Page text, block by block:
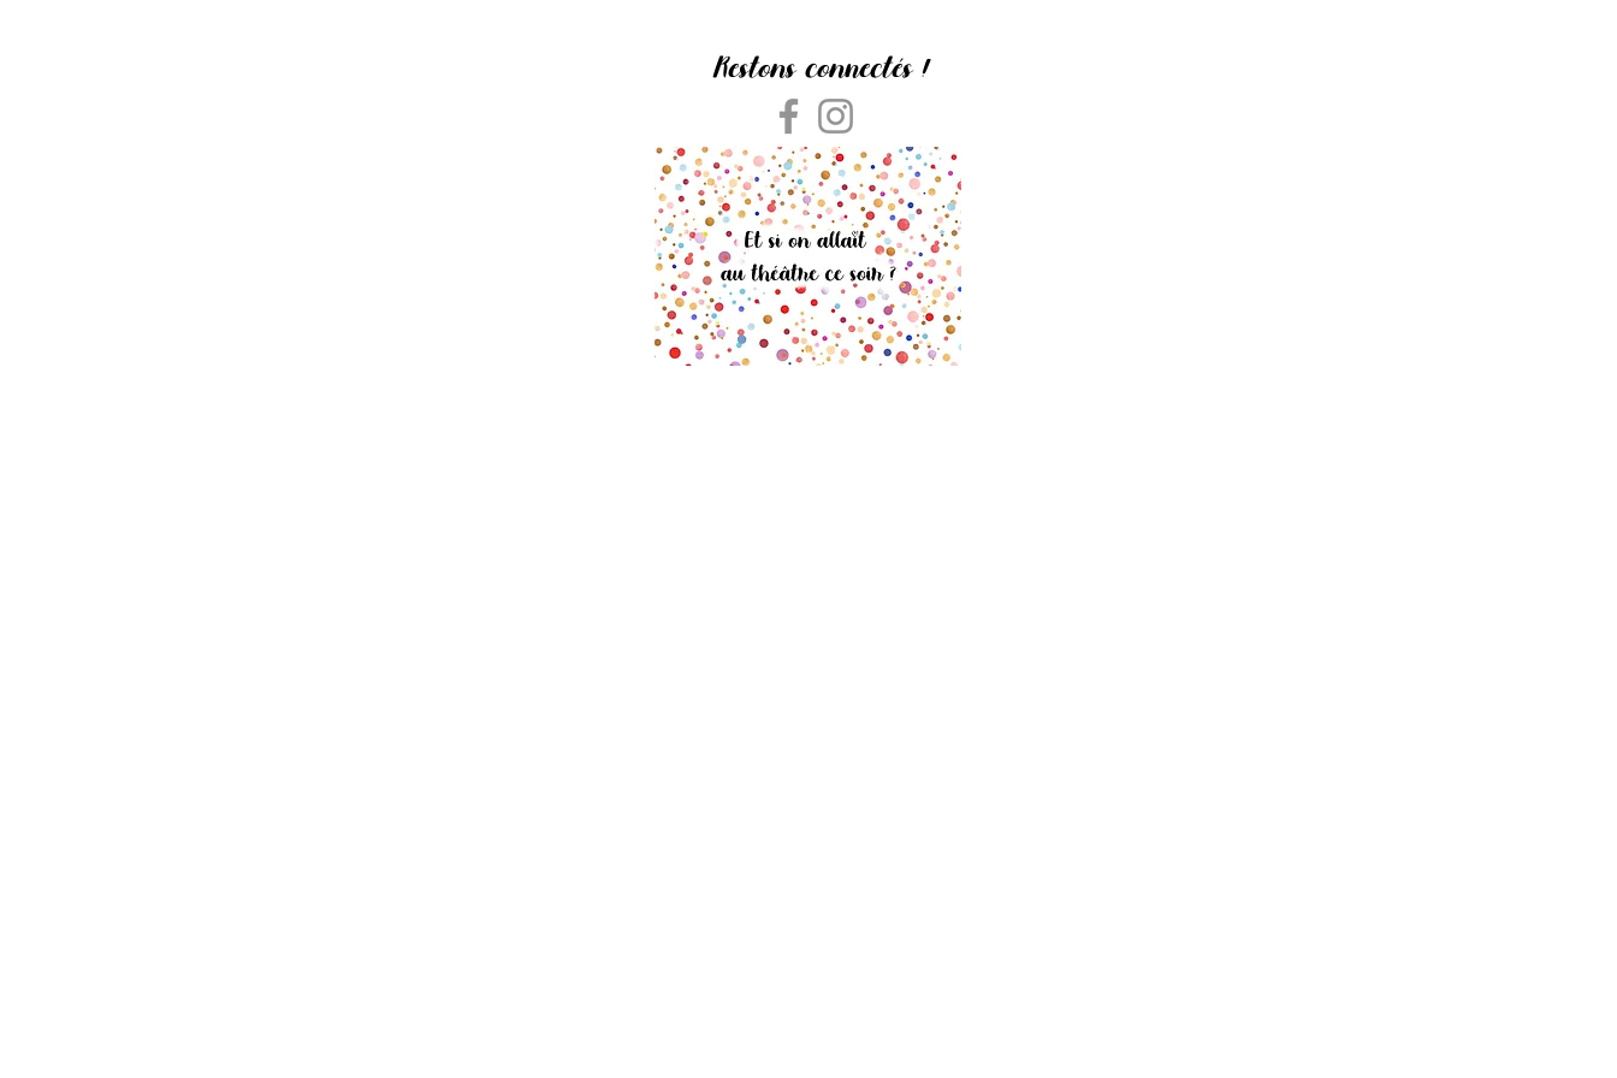
Restons connectés !